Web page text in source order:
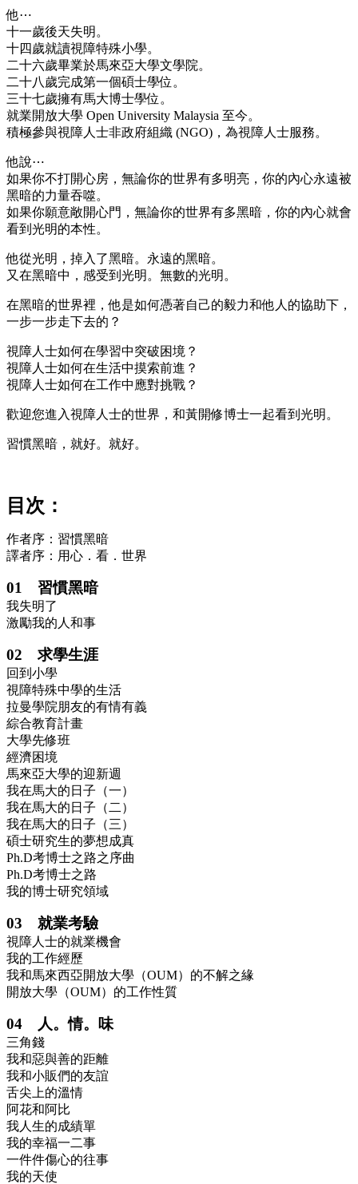
他⋯
十一歲後天失明。
十四歲就讀視障特殊小學。
二十六歲畢業於馬來亞大學文學院。
二十八歲完成第一個碩士學位。
三十七歲擁有馬大博士學位。
就業開放大學 Open University Malaysia 至今。
積極參與視障人士非政府組織 (NGO)，為視障人士服務。
他說⋯
如果你不打開心房，無論你的世界有多明亮，你的內心永遠被
黑暗的力量吞噬。
如果你願意敞開心門，無論你的世界有多黑暗，你的內心就會
看到光明的本性。
他從光明，掉入了黑暗。永遠的黑暗。
又在黑暗中，感受到光明。無數的光明。
在黑暗的世界裡，他是如何憑著自己的毅力和他人的協助下，
一步一步走下去的？
視障人士如何在學習中突破困境？
視障人士如何在生活中摸索前進？
視障人士如何在工作中應對挑戰？
歡迎您進入視障人士的世界，和黃開修博士一起看到光明。
習慣黑暗，就好。就好。
目次：
作者序：習慣黑暗
譯者序：用心．看．世界
01 習慣黑暗
我失明了
激勵我的人和事
02 求學生涯
回到小學
視障特殊中學的生活
拉曼學院朋友的有情有義
綜合教育計畫
大學先修班
經濟困境
馬來亞大學的迎新週
我在馬大的日子（一）
我在馬大的日子（二）
我在馬大的日子（三）
碩士研究生的夢想成真
Ph.D考博士之路之序曲
Ph.D考博士之路
我的博士研究領域
03 就業考驗
視障人士的就業機會
我的工作經歷
我和馬來西亞開放大學（OUM）的不解之緣
開放大學（OUM）的工作性質
04 人。情。味
三角錢
我和惡與善的距離
我和小販們的友誼
舌尖上的溫情
阿花和阿比
我人生的成績單
我的幸福一二事
一件件傷心的往事
我的天使